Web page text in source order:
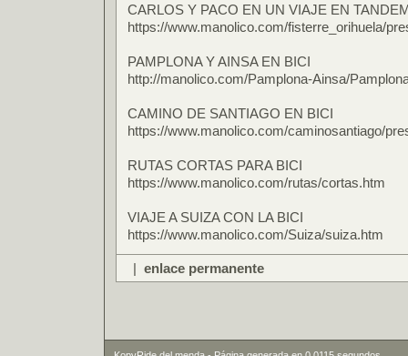
CARLOS Y PACO EN UN VIAJE EN
https://www.manolico.com/fisterre_orihuela/
PAMPLONA Y AINSA EN BICI
http://manolico.com/Pamplona-Ainsa/
CAMINO DE SANTIAGO EN BICI
https://www.manolico.com/caminosantiago/
RUTAS CORTAS PARA BICI
https://www.manolico.com/rutas/cortas.htm
VIAJE A SUIZA CON LA BICI
https://www.manolico.com/Suiza/suiza.htm
| enlace permanente